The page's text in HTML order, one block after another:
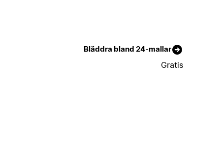
Bläddra bland 24-mallar
Gratis